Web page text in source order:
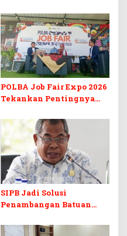
POLBA Job Fair Expo 2026
Tekankan Pentingnya
Digital
SIPB Jadi Solusi
Penambangan Batuan
di Sultra